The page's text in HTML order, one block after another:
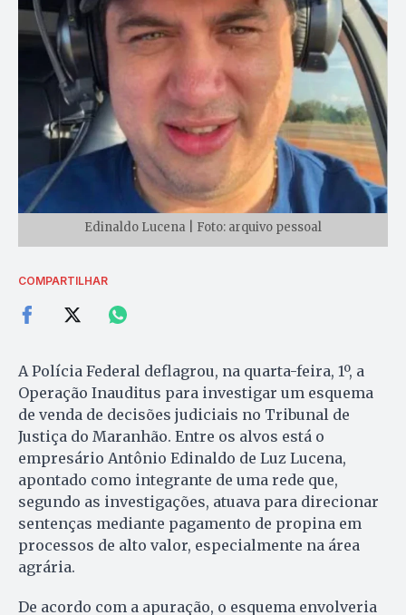
Edinaldo Lucena | Foto: arquivo pessoal
COMPARTILHAR
A Polícia Federal deflagrou, na quarta-feira, 1º, a
Operação Inauditus para investigar um esquema
de venda de decisões judiciais no Tribunal de
Justiça do Maranhão. Entre os alvos está o
empresário Antônio Edinaldo de Luz Lucena,
apontado como integrante de uma rede que,
segundo as investigações, atuava para direcionar
sentenças mediante pagamento de propina em
processos de alto valor, especialmente na área
agrária.
De acordo com a apuração, o esquema envolveria